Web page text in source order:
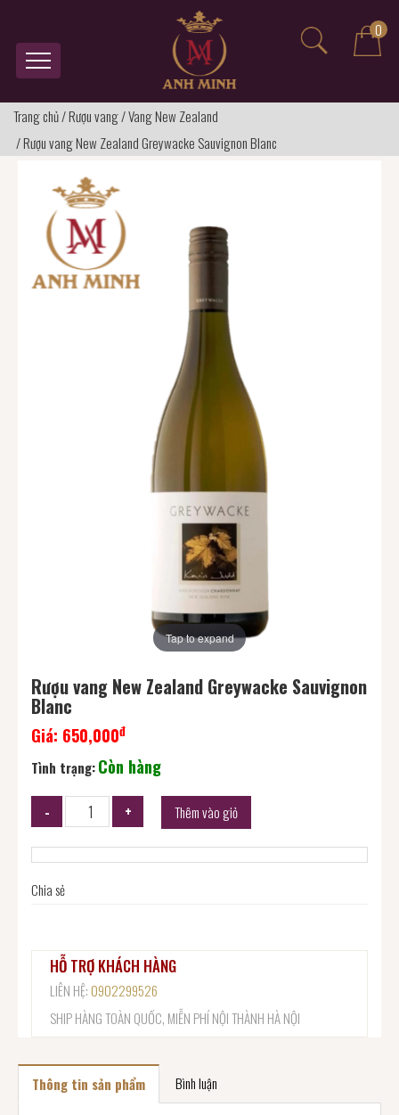
0
Trang chủ/Rượu vang/Vang New Zealand
/Rượu vang New Zealand Greywacke Sauvignon Blanc
Tap to expand
Rượu vang New Zealand Greywacke Sauvignon
Blanc
Giá: 650,000đ
Tình trạng:Còn hàng
Thêm vào giỏ
Chia sẻ
HỖ TRỢ KHÁCH HÀNG
LIÊN HỆ:0902299526
SHIP HÀNG TOÀN QUỐC, MIỄN PHÍ NỘI THÀNH HÀ NỘI
Thông tin sản phẩm Bình luận